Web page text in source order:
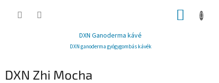
DXN Ganoderma kávé
DXN ganoderma gyógygombás kávék
KOSÁR
DXN Zhi Mocha